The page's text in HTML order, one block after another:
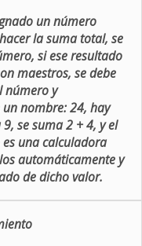
un número
la suma total, se
si ese resultado
maestros, se debe
número y
nombre: 24, hay
se suma 2 + 4, y el
una calculadora
automáticamente y
de dicho valor.